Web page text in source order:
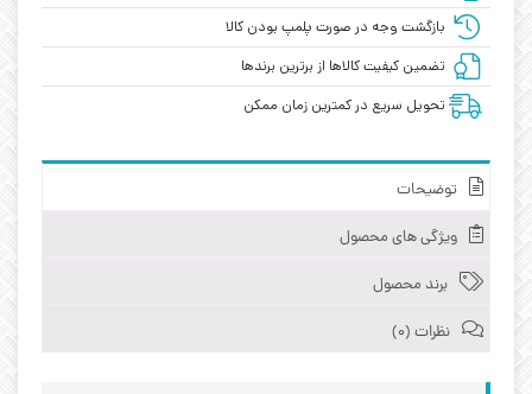
بازگشت وجه در صورت پلمپ بودن کالا
تضمین کیفیت کالاها از برترین برندها
تحویل سریع در کمترین زمان ممکن
توضیحات
ویژگی های محصول
برند محصول
نظرات (0)